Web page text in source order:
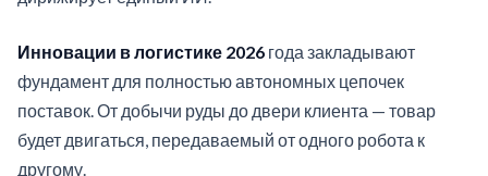
Инновации в логистике 2026 года закладывают
фундамент для полностью автономных цепочек
поставок. От добычи руды до двери клиента — товар
будет двигаться, передаваемый от одного робота к
другому.